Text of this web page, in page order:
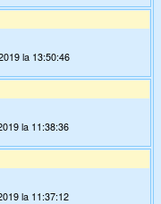
la 13:50:46
la 11:38:36
la 11:37:12